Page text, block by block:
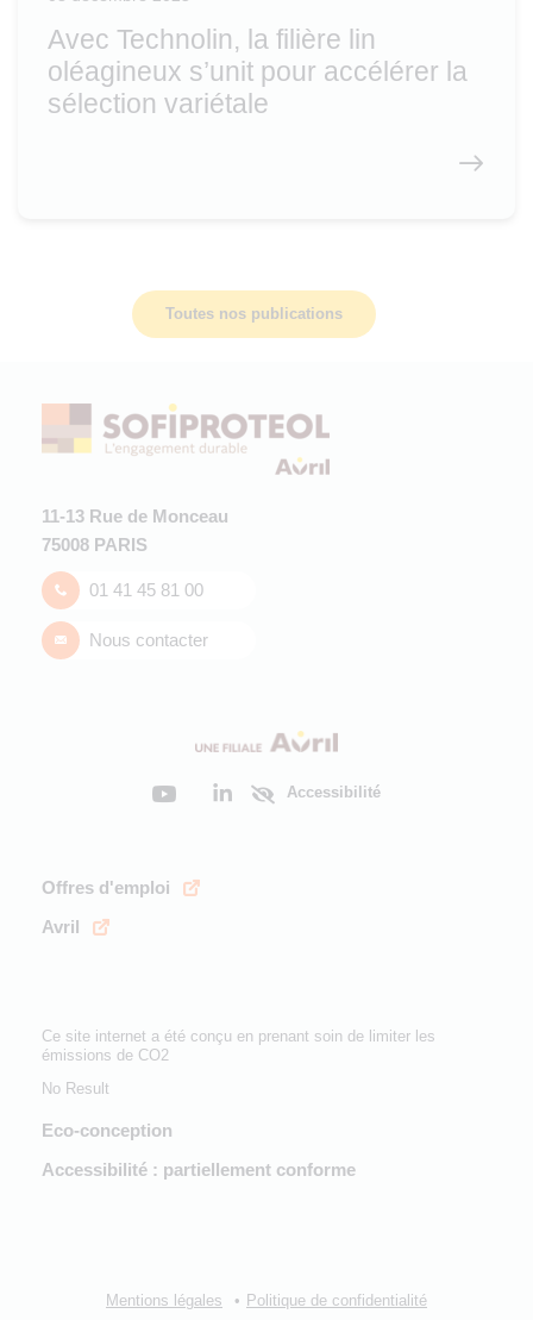
Avec Technolin, la filière lin
oléagineux s’unit pour accélérer la
sélection variétale
Toutes nos publications
11-13 Rue de Monceau
75008 PARIS
01 41 45 81 00
Nous contacter
Accessibilité
Offres d'emploi
Avril
Ce site internet a été conçu en prenant soin de limiter les
émissions de CO2
No Result
Eco-conception
Accessibilité : partiellement conforme
Mentions légales
Politique de confidentialité